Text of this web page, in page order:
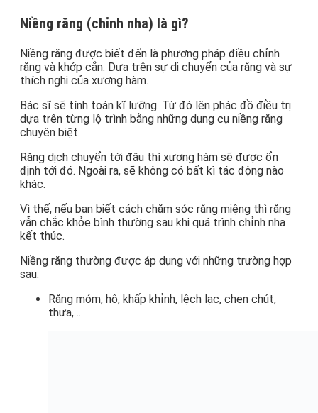
Niềng răng (chỉnh nha) là gì?
Niềng răng được biết đến là phương pháp điều chỉnh
răng và khớp cắn. Dựa trên sự di chuyển của răng và sự
thích nghi của xương hàm.
Bác sĩ sẽ tính toán kĩ lưỡng. Từ đó lên phác đồ điều trị
dựa trên từng lộ trình bằng những dụng cụ niềng răng
chuyên biệt.
Răng dịch chuyển tới đâu thì xương hàm sẽ được ổn
định tới đó. Ngoài ra, sẽ không có bất kì tác động nào
khác.
Vì thế, nếu bạn biết cách chăm sóc răng miệng thì răng
vẫn chắc khỏe bình thường sau khi quá trình chỉnh nha
kết thúc.
Niềng răng thường được áp dụng với những trường hợp
sau:
Răng móm, hô, khấp khỉnh, lệch lạc, chen chút,
thưa,…